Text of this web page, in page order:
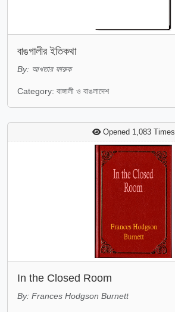
বাঙগালীর ইতিকথা
By: আখতার ফারুক
Category: বাঙ্গালী ও বাঙলাদেশ
Opened 1,083 Times
In the Closed Room
By: Frances Hodgson Burnett